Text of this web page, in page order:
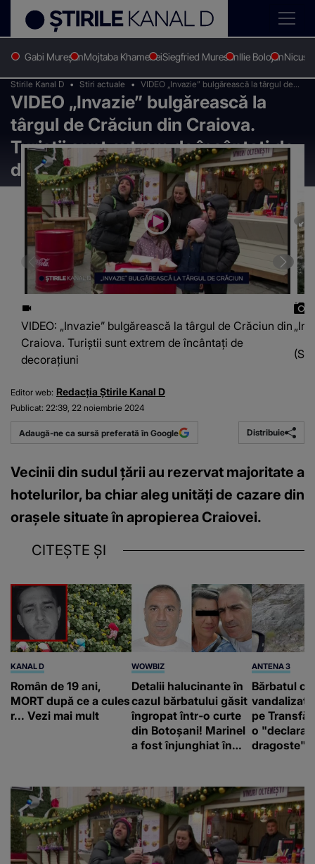
Gabi MureșanMojtaba KhameneiSiegfried MuresanIlie Bolojan
Stirile Kanal D Stiri actuale
VIDEO „Invazie” bulgărească la târgul de
Crăciun din Craiova. Turiștii sunt extrem
de încântați de decorațiuni
VIDEO „Invazie” bulgărească la
târgul de Crăciun din Craiova.
Turiștii sunt extrem de încântați de
decorațiuni
VIDEO: „Invazie” bulgărească la târgul de Crăciun din
Craiova. Turiștii sunt extrem de încântați de
decorațiuni
Editor web: Redacția Știrile Kanal D
Publicat: 22:39, 22 noiembrie 2024
Adaugă-ne ca sursă preferată în Google Distribuie
Vecinii din sudul țării au rezervat majoritate a
hotelurilor, ba chiar aleg unități de cazare din
orașele situate în apropierea Craiovei.
CITEȘTE ȘI
KANAL D
Român de 19 ani,
MORT după ce a cules
r... Vezi mai mult
WOWBIZ
Detalii halucinante în
cazul bărbatului găsit
îngropat într-o curte
din Botoșani! Marinel
a fost înjunghiat în
suspecți
ANTENA 3
Bărbatul
vandalizat
pe
o
dragoste"